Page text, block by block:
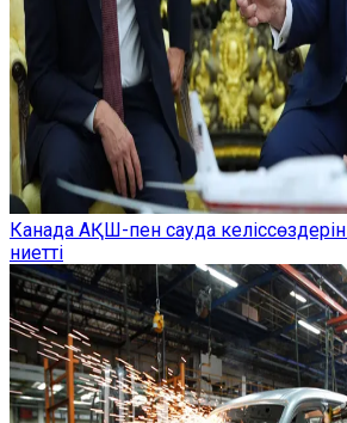
Канада АҚШ-пен сауда
ниетті